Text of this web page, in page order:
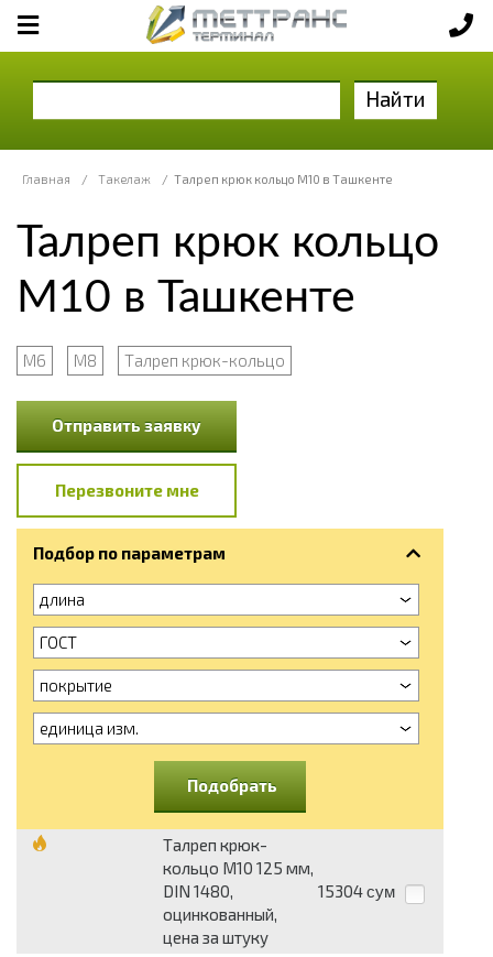
Найти
Главная / Такелаж / Талреп крюк кольцо М10 в Ташкенте
Талреп крюк кольцо
М10 в Ташкенте
М6 М8 Талреп крюк-кольцо
Отправить заявку
Перезвоните мне
Подбор по параметрам
длина
ГОСТ
покрытие
единица изм.
Подобрать
Талреп крюк-
кольцо М10 125 мм,
DIN 1480,
оцинкованный,
цена за штуку
15304 сум